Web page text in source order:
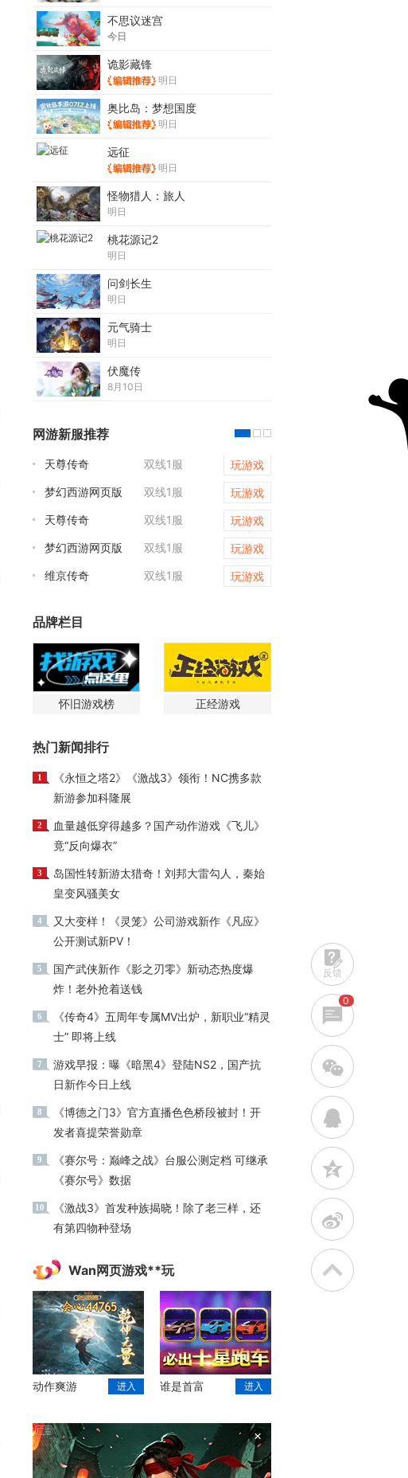
不思议迷宫
今日
诡影藏锋
明日
奥比岛：梦想国度
明日
远征
明日
怪物猎人：旅人
明日
桃花源记2
明日
问剑长生
明日
元气骑士
明日
伏魔传
8月10日
网游新服推荐
天尊传奇 双线1服
玩游戏
梦幻西游网页版
双线1服
玩游戏
天尊传奇
双线1服
玩游戏
梦幻西游网页版
双线1服
玩游戏
维京传奇
双线1服 玩游戏
品牌栏目
怀旧游戏榜 正经游戏
热门新闻排行
1
《永恒之塔2》《激战3》领衔！NC携多款
新游参加科隆展
2
血量越低穿得越多？国产动作游戏《飞儿》
竟“反向爆衣”
3
岛国性转新游太猎奇！刘邦大雷勾人，秦始
皇变风骚美女
4
又大变样！《灵笼》公司游戏新作《凡应》
公开测试新PV！
5
国产武侠新作《影之刃零》新动态热度爆
炸！老外抢着送钱
6
《传奇4》五周年专属MV出炉，新职业“精灵
士” 即将上线
7
游戏早报：曝《暗黑4》登陆NS2，国产抗
日新作今日上线
8
《博德之门3》官方直播色色桥段被封！开
发者喜提荣誉勋章
9
《赛尔号：巅峰之战》台服公测定档 可继承
《赛尔号》数据
10
《激战3》首发种族揭晓！除了老三样，还
有第四物种登场
Wan网页游戏**玩
动作爽游 进入 谁是首富 进入
×
反馈
0
w
q
z
t